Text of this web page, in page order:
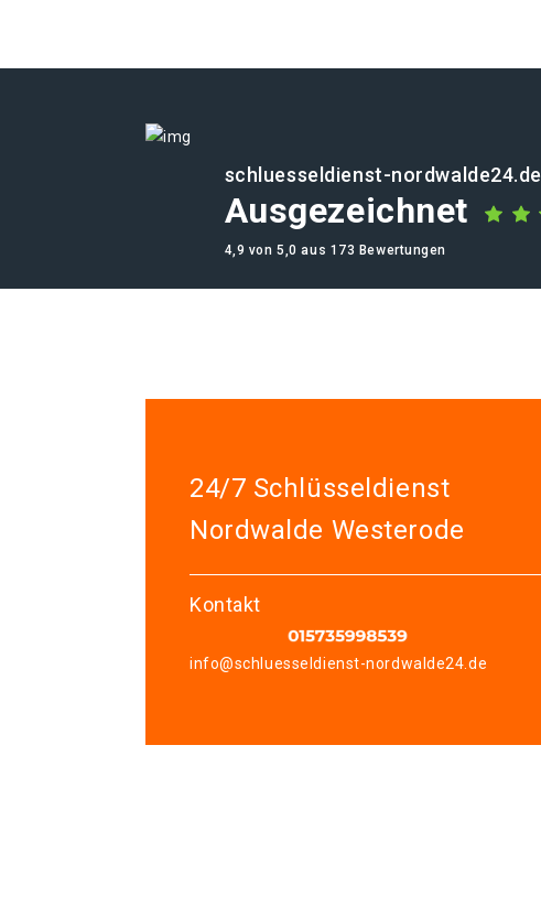
schluesseldienst-nordwalde24.de
Ausgezeichnet
4,9 von 5,0 aus 173 Bewertungen
24/7 Schlüsseldienst
Nordwalde Westerode
Kontakt
info@schluesseldienst-nordwalde24.de